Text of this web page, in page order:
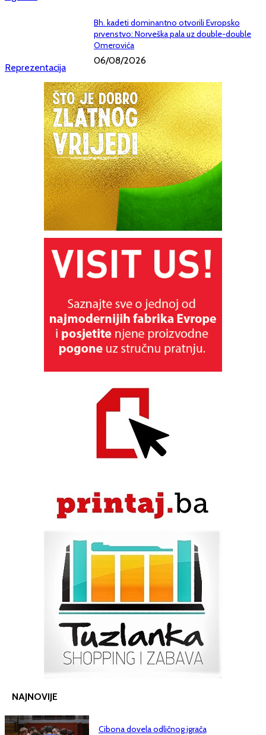
Reprezentacija
Bh. kadeti dominantno otvorili Evropsko
prvenstvo: Norveška pala uz double-double
Omerovića
06/08/2026
NAJNOVIJE
Cibona dovela odličnog igrača